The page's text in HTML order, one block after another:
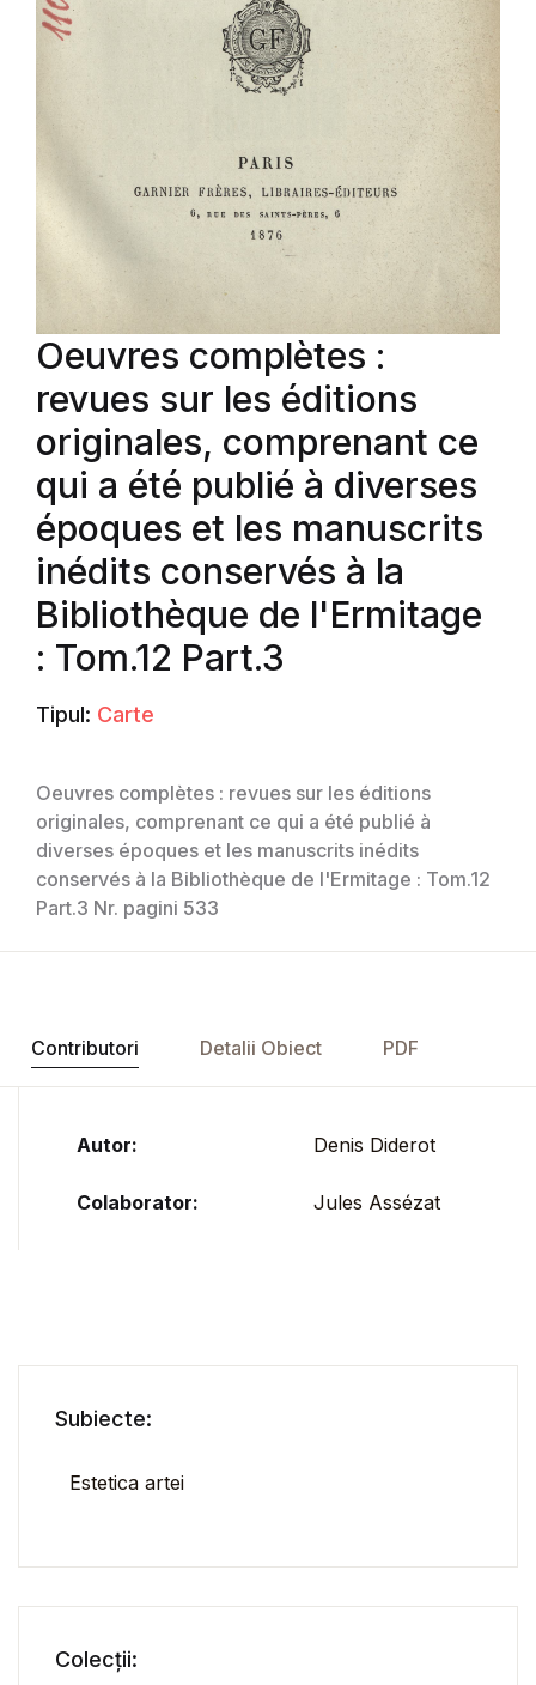
Oeuvres complètes :
revues sur les éditions
originales, comprenant ce
qui a été publié à diverses
époques et les manuscrits
inédits conservés à la
Bibliothèque de l'Ermitage
: Tom.12 Part.3
Tipul: Carte
Oeuvres complètes : revues sur les éditions
originales, comprenant ce qui a été publié à
diverses époques et les manuscrits inédits
conservés à la Bibliothèque de l'Ermitage : Tom.12
Part.3 Nr. pagini 533
Contributori Detalii Obiect PDF
Autor: Denis Diderot
Colaborator: Jules Assézat
Subiecte:
Estetica artei
Colecții: